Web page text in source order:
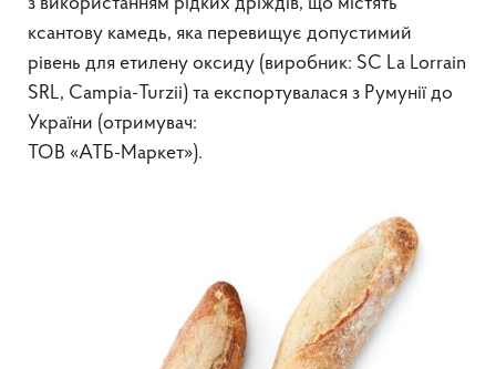
ксантову камедь, яка перевищує допустимий
рівень для етилену оксиду (виробник: SC La Lorrain
SRL, Campia-Turzii) та експортувалася з Румунії до
України (отримувач:
ТОВ «АТБ-Маркет»).